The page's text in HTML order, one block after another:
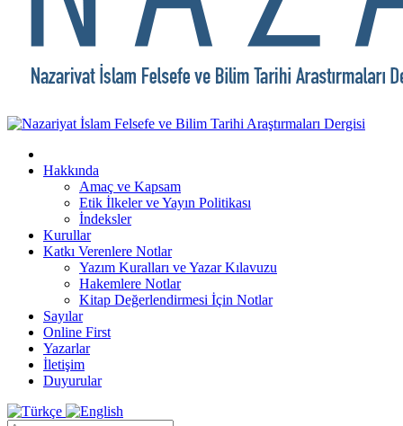
Hakkında
Amaç ve Kapsam
Etik İlkeler ve Yayın Politikası
İndeksler
Kurullar
Katkı Verenlere Notlar
Yazım Kuralları ve Yazar Kılavuzu
Hakemlere Notlar
Kitap Değerlendirmesi İçin Notlar
Sayılar
Online First
Yazarlar
İletişim
Duyurular